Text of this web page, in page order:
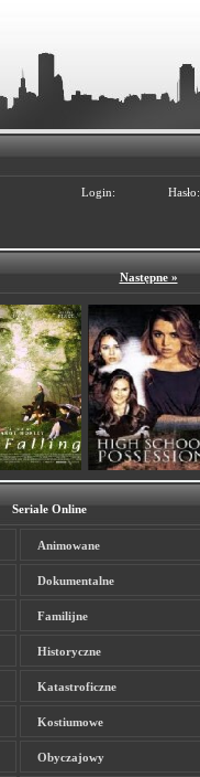
Login:
Hasło:
Następne »
Seriale Online
Animowane
Dokumentalne
Familijne
Historyczne
Katastroficzne
Kostiumowe
Obyczajowy